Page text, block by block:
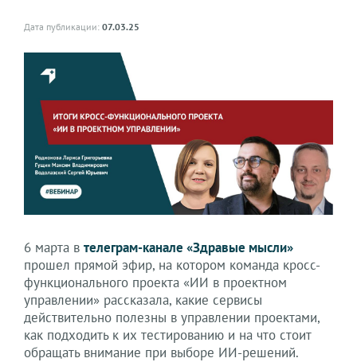
Дата публикации: 07.03.25
6 марта в телеграм-канале «Здравые мысли»
прошел прямой эфир, на котором команда кросс-
функционального проекта «ИИ в проектном
управлении» рассказала, какие сервисы
действительно полезны в управлении проектами,
как подходить к их тестированию и на что стоит
обращать внимание при выборе ИИ-решений.